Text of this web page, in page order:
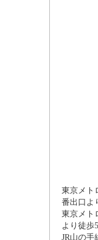
東京メト
番出口よ
東京メト
より徒歩
JR山の